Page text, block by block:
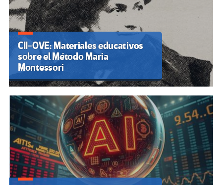
CII-OVE: Materiales educativos
sobre el Método Maria
Montessori